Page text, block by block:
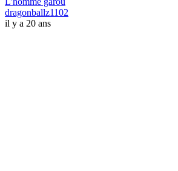
dragonballz1102
il y a 20 ans